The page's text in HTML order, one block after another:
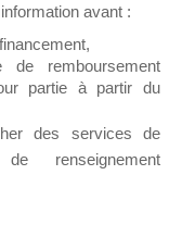
au support
un message
avant :
remboursement
partie à partir du
des services de
renseignement